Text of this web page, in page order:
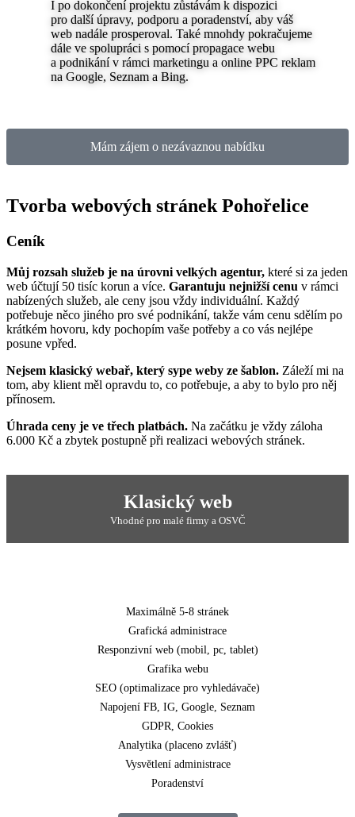
I po dokončení projektu zůstávám k dispozici
pro další úpravy, podporu a poradenství, aby váš
web nadále prosperoval. Také mnohdy pokračujeme
dále ve spolupráci s pomocí propagace webu
a podnikání v rámci marketingu a online PPC reklam
na Google, Seznam a Bing.
Mám zájem o nezávaznou nabídku
Tvorba webových stránek Pohořelice
Ceník
Můj rozsah služeb je na úrovni velkých agentur, které si za jeden
web účtují 50 tisíc korun a více. Garantuju nejnižší cenu v rámci
nabízených služeb, ale ceny jsou vždy individuální. Každý
potřebuje něco jiného pro své podnikání, takže vám cenu sdělím po
krátkém hovoru, kdy pochopím vaše potřeby a co vás nejlépe
posune vpřed.
Nejsem klasický webař, který sype weby ze šablon. Záleží mi na
tom, aby klient měl opravdu to, co potřebuje, a aby to bylo pro něj
přínosem.
Úhrada ceny je ve třech platbách. Na začátku je vždy záloha
6.000 Kč a zbytek postupně při realizaci webových stránek.
Klasický web
Vhodné pro malé firmy a OSVČ
Maximálně 5-8 stránek
Grafická administrace
Responzivní web (mobil, pc, tablet)
Grafika webu
SEO (optimalizace pro vyhledávače)
Napojení FB, IG, Google, Seznam
GDPR, Cookies
Analytika (placeno zvlášť)
Vysvětlení administrace
Poradenství